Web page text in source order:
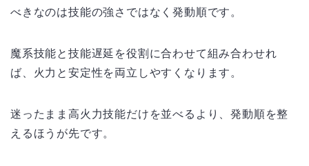
べきなのは技能の強さではなく発動順です。
魔系技能と技能遅延を役割に合わせて組み合わせれ
ば、火力と安定性を両立しやすくなります。
迷ったまま高火力技能だけを並べるより、発動順を整
えるほうが先です。